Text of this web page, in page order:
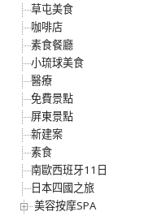
草屯美食
咖啡店
素食餐廳
小琉球美食
醫療
免費景點
屏東景點
新建案
素食
南歐西班牙11日
日本四國之旅
美容按摩SPA